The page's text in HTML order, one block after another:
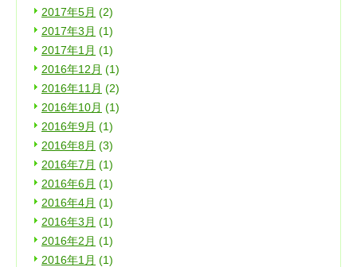
2017年5月 (2)
2017年3月 (1)
2017年1月 (1)
2016年12月 (1)
2016年11月 (2)
2016年10月 (1)
2016年9月 (1)
2016年8月 (3)
2016年7月 (1)
2016年6月 (1)
2016年4月 (1)
2016年3月 (1)
2016年2月 (1)
2016年1月 (1)